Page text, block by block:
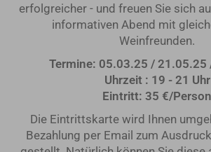
erfolgreicher - und freuen Sie sich
informativen Abend mit
Weinfreunden.
Termine: 05.03.25 / 21.05.25
Uhrzeit : 19 - 21 Uhr
Eintritt: 35 €/Person
Die Eintrittskarte wird Ihnen
Bezahlung per Email zum